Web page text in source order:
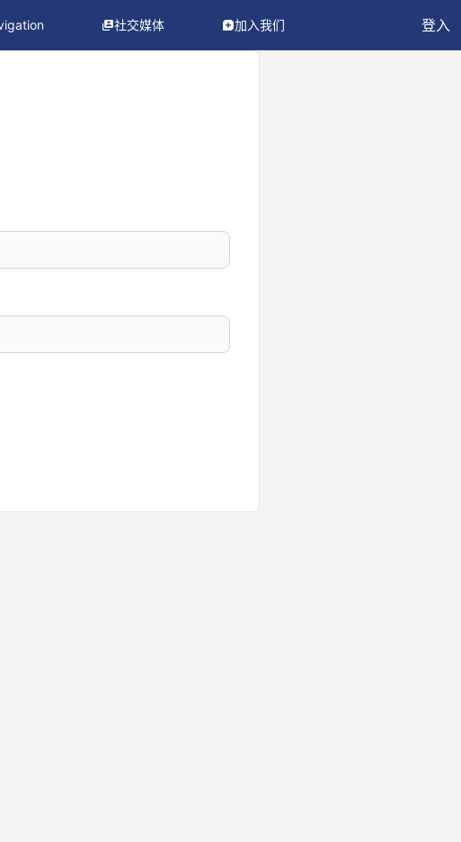
社交媒体 加入我们 登入